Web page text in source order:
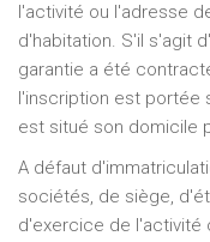
l'activité ou l'adresse
d'habitation. S'il s'agit
garantie a été
l'inscription est portée
est situé son domicile
A défaut
sociétés, de siège,
d'exercice de l'activité